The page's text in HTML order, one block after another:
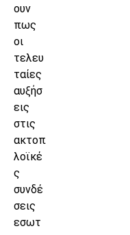
ουν
πως
οι
τελευ
ταίες
αυξήσ
εις
στις
ακτοπ
λοϊκέ
ς
συνδέ
σεις
εσωτ